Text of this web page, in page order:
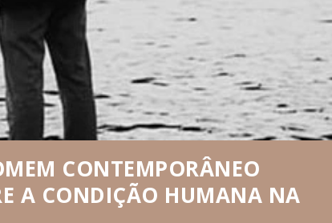
CONTEMPORÂNEO
A CONDIÇÃO HUMANA NA